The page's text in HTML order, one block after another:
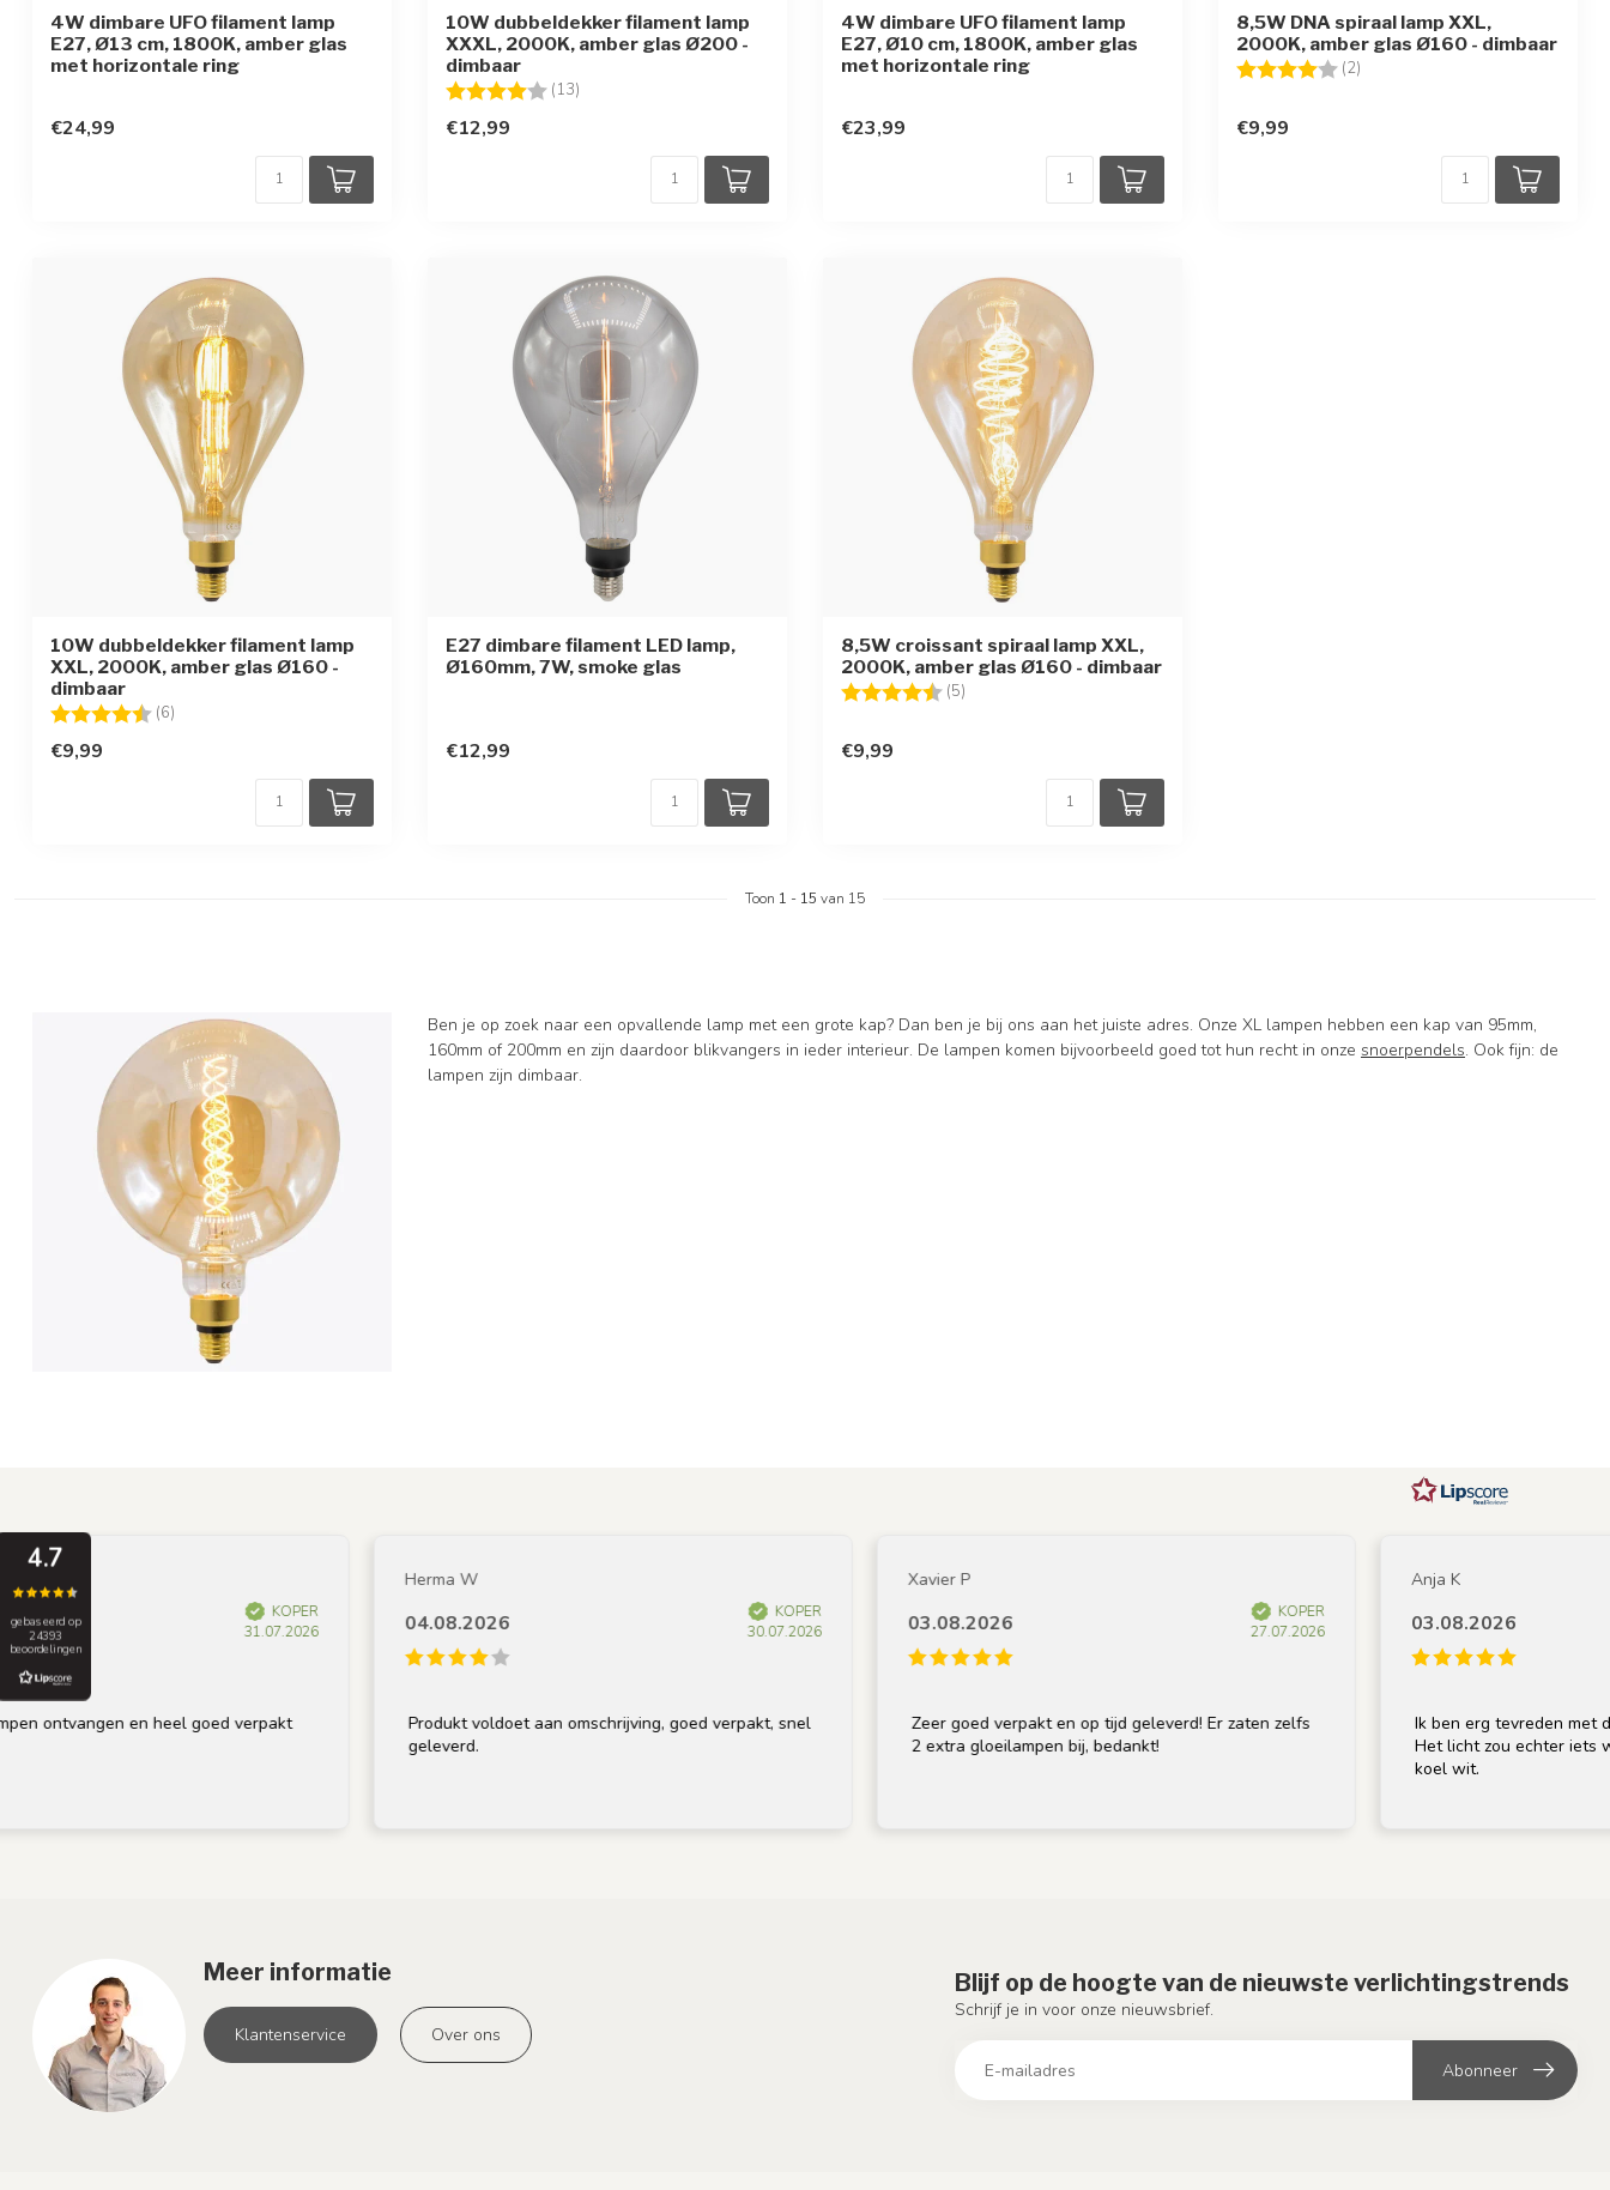
4W dimbare UFO filament lamp
E27, Ø13 cm, 1800K, amber glas
met horizontale ring
€24,99
10W dubbeldekker filament lamp
XXXL, 2000K, amber glas Ø200 -
dimbaar
Beoordeling: (13)
€12,99
4W dimbare UFO filament lamp
E27, Ø10 cm, 1800K, amber glas
met horizontale ring
€23,99
8,5W DNA spiraal lamp XXL,
2000K, amber glas Ø160 - dimbaar
Beoordeling: (2)
€9,99
10W dubbeldekker filament lamp
XXL, 2000K, amber glas Ø160 -
dimbaar
Beoordeling: (6)
€9,99
E27 dimbare filament LED lamp,
Ø160mm, 7W, smoke glas
€12,99
8,5W croissant spiraal lamp XXL,
2000K, amber glas Ø160 - dimbaar
Beoordeling: (5)
€9,99
Toon 1 - 15 van 15
Ben je op zoek naar een opvallende lamp met een grote kap? Dan ben je bij ons aan het juiste adres. Onze XL lampen hebben een kap van 95mm,
160mm of 200mm en zijn daardoor blikvangers in ieder interieur. De lampen komen bijvoorbeeld goed tot hun recht in onze snoerpendels. Ook fijn: de
lampen zijn dimbaar.
KOPER
31.07.2026
en heel goed verpakt
Herma W
04.08.2026
KOPER
30.07.2026
Produkt voldoet aan omschrijving, goed verpakt, snel
geleverd.
03.08.2026
KOPER
27.07.2026
Zeer goed verpakt en op tijd geleverd! Er zaten zelfs
2 extra gloeilampen bij, bedankt!
03.08.2026
Ik ben erg tevreden met de
Het licht zou echter iets warmer
4.7
gebaseerd op
24393
beoordelingen
Meer informatie
Klantenservice Over ons
Blijf op de hoogte van de nieuwste verlichtingstrends
Schrijf je in voor onze nieuwsbrief.
Abonneer